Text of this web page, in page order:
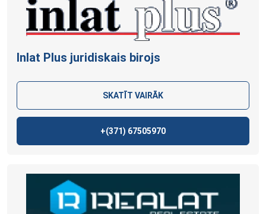
Inlat Plus juridiskais birojs
SKATĪT VAIRĀK
+(371) 67505970